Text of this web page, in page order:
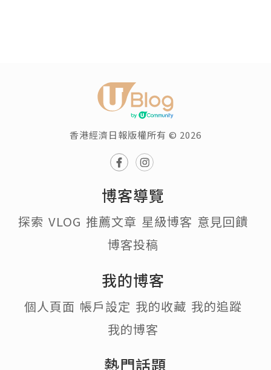
香港經濟日報版權所有 © 2026
博客導覽
探索 VLOG 推薦文章 星級博客 意見回饋
博客投稿
我的博客
個人頁面 帳戶設定 我的收藏 我的追蹤
我的博客
熱門話題